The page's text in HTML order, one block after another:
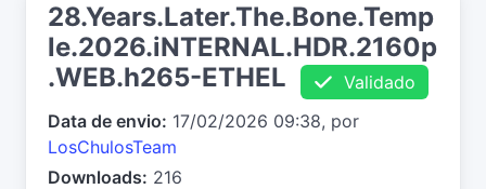
28.Years.Later.The.Bone.Temp
le.2026.iNTERNAL.HDR.2160p
.WEB.h265-ETHEL
Validado
Data de envio: 17/02/2026 09:38, por
LosChulosTeam
Downloads: 216